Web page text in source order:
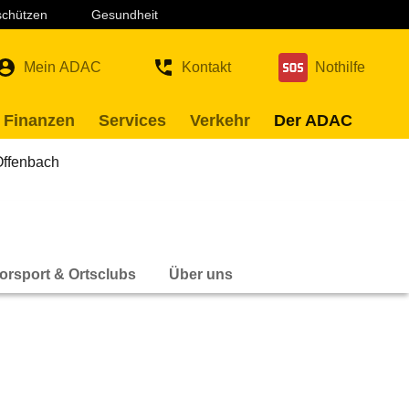
Gesundheit
Mein ADAC Kontakt Nothilfe
Services Verkehr Der ADAC
& Ortsclubs Über uns